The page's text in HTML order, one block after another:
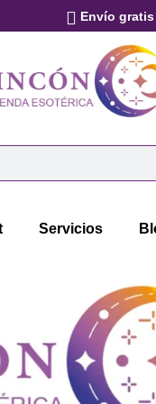
Envío
Servicios